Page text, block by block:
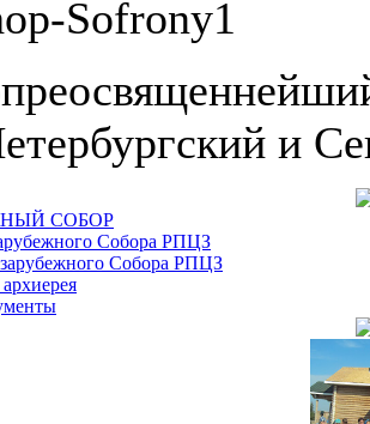
и
СОБОР
Собора РПЦЗ
Собора РПЦЗ